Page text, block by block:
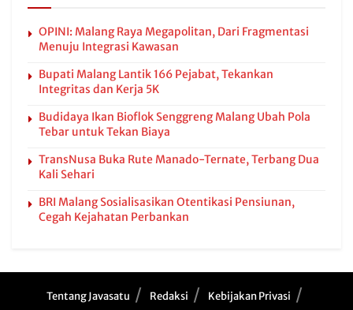
OPINI: Malang Raya Megapolitan, Dari Fragmentasi
Menuju Integrasi Kawasan
Bupati Malang Lantik 166 Pejabat, Tekankan
Integritas dan Kerja 5K
Budidaya Ikan Bioflok Senggreng Malang Ubah Pola
Tebar untuk Tekan Biaya
TransNusa Buka Rute Manado-Ternate, Terbang Dua
Kali Sehari
BRI Malang Sosialisasikan Otentikasi Pensiunan,
Cegah Kejahatan Perbankan
Tentang Javasatu Redaksi Kebijakan Privasi